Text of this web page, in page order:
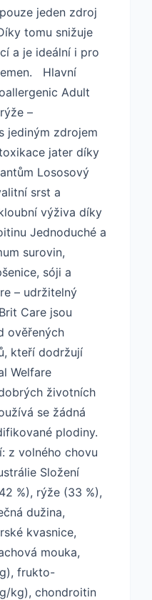
jeden zdroj
tomu snižuje
a je ideální i pro
Hlavní
Adult
–
jediným zdrojem
jater díky
Lososový
srst a
výživa díky
Jednoduché a
surovin,
sóji a
– udržitelný
Care jsou
ověřených
kteří dodržují
Welfare
životních
se žádná
plodiny.
z volného chovu
Složení
%), rýže (33 %),
dužina,
kvasnice,
mouka,
frukto-
kg), chondroitin